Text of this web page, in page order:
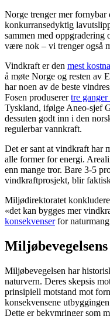
Norge trenger mer
konkurransedyktig
sammen med
være nok – vi trenger også
Vindkraft er den mest
å møte Norge og resten av
har noen av de beste
Fosen produserertre ganger
Tyskland, ifølge Aneo-sjef
dessuten godt inn i den
regulerbar vannkraft.
Det er sant at vindkraft har
alle former for energi.
enn mange tror. Bare 3-5
vindkraftprosjekt, blir
Miljødirektoratet
«det kan bygges mer
konsekvenserfor
Miljøbevegelsens
Miljøbevegelsen har
naturvern. Deres skepsis
prinsipiell motstand mot
konsekvensene
Dette er bekymringer som